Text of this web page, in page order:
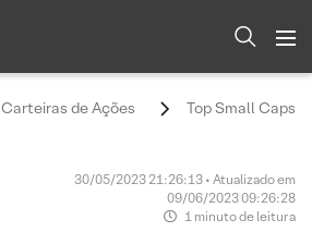
Carteiras de Ações Top Small Caps
30/05/2023 21:26:13 • Atualizado em
09/06/2023 09:26:28
1 minuto de leitura